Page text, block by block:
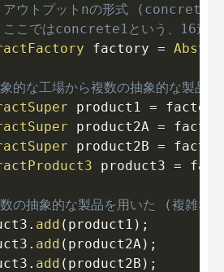
トプットnの形式
ではconcrete1という、16進数
factory =
な工場から複数の抽象的な製品を
product1 = factory
product2A =
product2B =
product3 =
の抽象的な製品を用いた (複雑な)
. add ( product1 ) ;
. add ( product2A ) ;
. add ( product2B ) ;